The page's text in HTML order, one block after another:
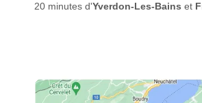
20 minutes d'Yverdon-Les-Bains et